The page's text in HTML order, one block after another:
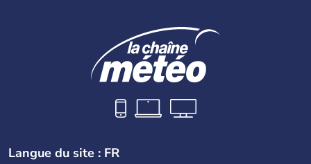
Langue du site : FR